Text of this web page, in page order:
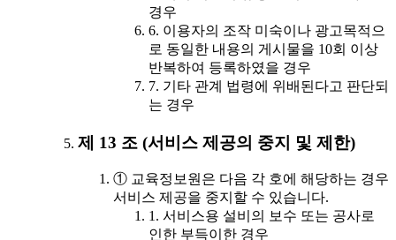
경우
6. 이용자의 조작 미숙이나 광고목적으
로 동일한 내용의 게시물을 10회 이상
반복하여 등록하였을 경우
7. 기타 관계 법령에 위배된다고 판단되
는 경우
제 13 조 (서비스 제공의 중지 및 제한)
① 교육정보원은 다음 각 호에 해당하는 경우
서비스 제공을 중지할 수 있습니다.
1. 서비스용 설비의 보수 또는 공사로
인한 부득이한 경우